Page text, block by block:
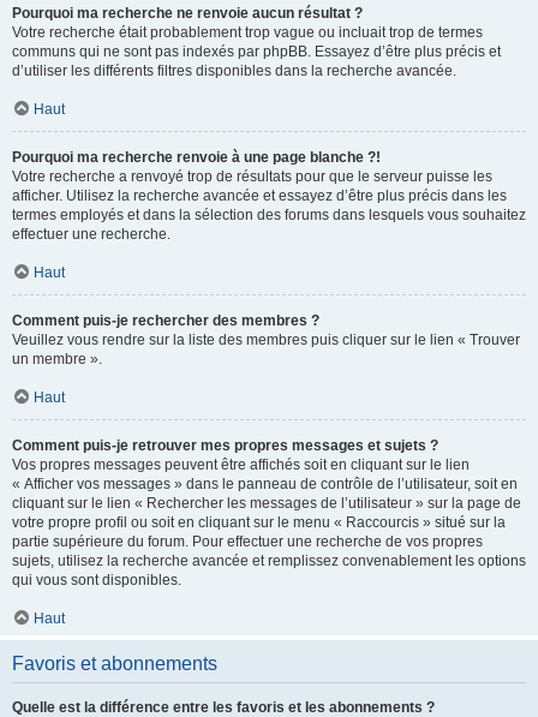
Pourquoi ma recherche ne renvoie aucun résultat ?
Votre recherche était probablement trop vague ou incluait trop de termes
communs qui ne sont pas indexés par phpBB. Essayez d’être plus précis et
d’utiliser les différents filtres disponibles dans la recherche avancée.
Haut
Pourquoi ma recherche renvoie à une page blanche ?!
Votre recherche a renvoyé trop de résultats pour que le serveur puisse les
afficher. Utilisez la recherche avancée et essayez d’être plus précis dans les
termes employés et dans la sélection des forums dans lesquels vous souhaitez
effectuer une recherche.
Haut
Comment puis-je rechercher des membres ?
Veuillez vous rendre sur la liste des membres puis cliquer sur le lien « Trouver
un membre ».
Haut
Comment puis-je retrouver mes propres messages et sujets ?
Vos propres messages peuvent être affichés soit en cliquant sur le lien
« Afficher vos messages » dans le panneau de contrôle de l’utilisateur, soit en
cliquant sur le lien « Rechercher les messages de l’utilisateur » sur la page de
votre propre profil ou soit en cliquant sur le menu « Raccourcis » situé sur la
partie supérieure du forum. Pour effectuer une recherche de vos propres
sujets, utilisez la recherche avancée et remplissez convenablement les options
qui vous sont disponibles.
Haut
Favoris et abonnements
Quelle est la différence entre les favoris et les abonnements ?